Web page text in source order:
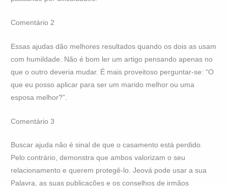
Comentário 2
Essas ajudas dão melhores resultados quando os dois as usam
com humildade. Não é bom ler um artigo pensando apenas no
que o outro deveria mudar. É mais proveitoso perguntar-se: “O
que eu posso aplicar para ser um marido melhor ou uma
esposa melhor?”.
Comentário 3
Buscar ajuda não é sinal de que o casamento está perdido.
Pelo contrário, demonstra que ambos valorizam o seu
relacionamento e querem protegê-lo. Jeová pode usar a sua
Palavra, as suas publicações e os conselhos de irmãos